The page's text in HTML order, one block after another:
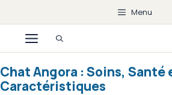
au
contenu
Menu
Menu
Chat Angora : Soins, Santé
Caractéristiques